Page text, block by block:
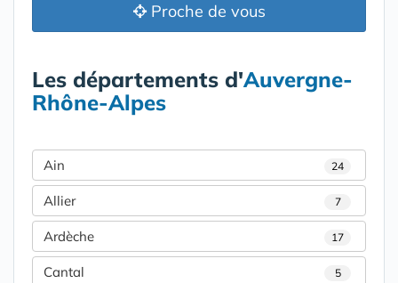
Proche de vous
Les départements d'Auvergne-
Rhône-Alpes
Ain 24
Allier 7
Ardèche 17
Cantal 5